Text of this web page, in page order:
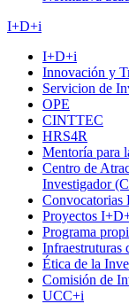
I+D+i
I+D+i
Innovación y
Servicion de
OPE
CINTTEC
HRS4R
Mentoría para
Centro de
Investigador
Convocatorias
Proyectos
Programa
Infraestruturas
Ética de la
Comisión de
UCC+i